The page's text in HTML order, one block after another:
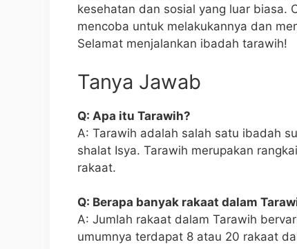
kesehatan dan sosial yang luar biasa.
mencoba untuk melakukannya dan
Selamat menjalankan ibadah tarawih!
Tanya Jawab
Q: Apa itu Tarawih?
A: Tarawih adalah salah satu ibadah
shalat Isya. Tarawih merupakan
rakaat.
Q: Berapa banyak rakaat dalam
A: Jumlah rakaat dalam Tarawih
umumnya terdapat 8 atau 20 rakaat